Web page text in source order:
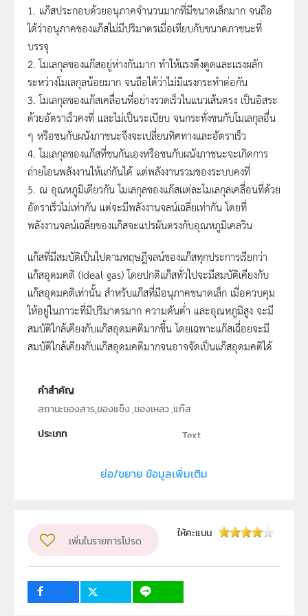
1. แก๊สประกอบด้วยอนุภาคจำนวนมากที่มีขนาดเล็กมาก จนถือ
ได้ว่าอนุภาคของแก๊สไม่มีปริมาตรเมื่อเทียบกับขนาดภาชนะที่
บรรจุ
2. โมเลกุลของแก๊สอยู่ห่างกันมาก ทำให้แรงดึงดูดและแรงผลัก
ระหว่างโมเลกุลน้อยมาก จนถือได้ว่าไม่มีแรงกระทำต่อกัน
3. โมเลกุลของแก๊สเคลื่อนที่อย่างรวดเร็วในแนวเส้นตรง เป็นอิสระ
ด้วยอัตราเร็วคงที่ และไม่เป็นระเบียบ จนกระทั่งชนกับโมเลกุลอื่น
ๆ หรือชนกับผนังภาชนะจึงจะเปลี่ยนทิศทางและอัตราเร็ว
4. โมเลกุลของแก๊สที่ชนกันเองหรือชนกับผนังภาชนะจะเกิดการ
ถ่ายโอนพลังงานให้แก่กันได้ แต่พลังงานรวมของระบบคงที่
5. ณ อุณหภูมิเดียวกัน โมเลกุลของแก๊สแต่ละโมเลกุลเคลื่อนที่ด้วย
อัตราเร็วไม่เท่ากัน แต่จะมีพลังงานจลน์เฉลี่ยเท่ากัน โดยที่
พลังงานจลน์เฉลี่ยของแก๊สจะแปรผันตรงกับอุณหภูมิเคลวิน
แก๊สที่มีสมบัติเป็นไปตามทฤษฎีจลน์ของแก๊สทุกประการเรียกว่า
แก๊สอุดมคติ (Ideal gas) โดยปกติแก๊สทั่วไปจะมีสมบัติเคียงกับ
แก๊สอุดมคติเท่านั้น สำหรับแก๊สที่มีอนุภาคขนาดเล็ก เมื่อควบคุม
ให้อยู่ในภาวะที่มีปริมาตรมาก ความดันต่ำ และอุณหภูมิสูง จะมี
สมบัติใกล้เคียงกับแก๊สอุดมคติมากขึ้น โดยเฉพาะแก๊สเฉื่อยจะมี
สมบัติใกล้เคียงกับแก๊สอุดมคติมากจนอาจจัดเป็นแก๊สอุดมคติได้
คำสำคัญ
สถานะของสาร,ของแข็ง ,ของเหลว ,แก๊ส
ประเภท
Text
สถาบันส่งเสริมการสอนวิทยาศาสตร์และเทคโนโลยี (สสวท.)
วิชา
เคมี
กลุ่มเป้าหมาย
ครู, นักเรียน
ย่อ/ขยาย ข้อมูลเพิ่มเติม
เพิ่มในรายการโปรด
ให้คะแนน